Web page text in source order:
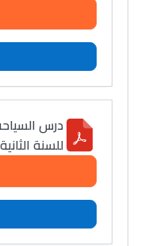
درس
للسنة